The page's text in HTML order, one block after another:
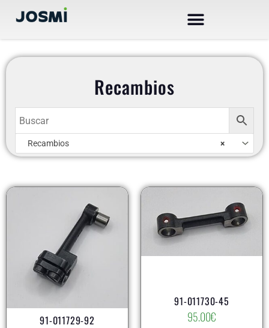
Recambios
×
Recambios
91-011729-92
91-011730-45
95.00€